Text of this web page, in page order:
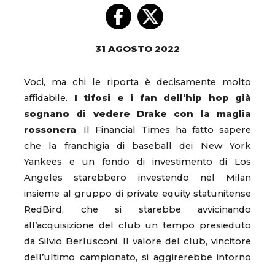
31 AGOSTO 2022
Voci, ma chi le riporta è decisamente molto
affidabile. I tifosi e i fan dell’hip hop già
sognano di vedere Drake con la maglia
rossonera. Il Financial Times ha fatto sapere
che la franchigia di baseball dei New York
Yankees e un fondo di investimento di Los
Angeles starebbero investendo nel Milan
insieme al gruppo di private equity statunitense
RedBird, che si starebbe avvicinando
all’acquisizione del club un tempo presieduto
da Silvio Berlusconi. Il valore del club, vincitore
dell’ultimo campionato, si aggirerebbe intorno